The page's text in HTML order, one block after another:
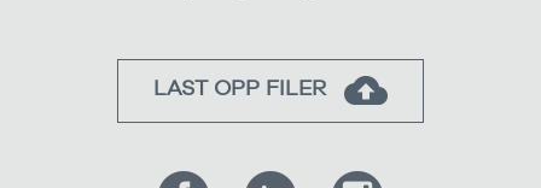
LAST OPP FILER